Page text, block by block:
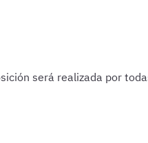
será realizada por